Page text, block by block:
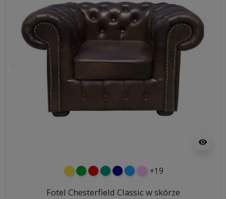
visibility
żółtyzielonyczerwony
turkusowy
granatowy
niebieski
różowy
+19
Fotel Chesterfield Classic w skórze